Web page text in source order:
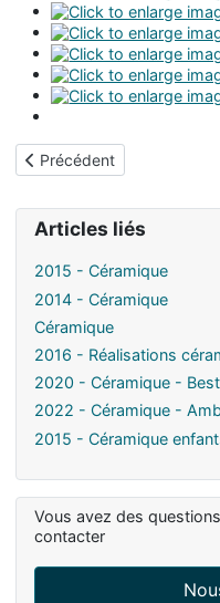
Article précédent : 2017 -
Précédent
Articles liés
2015 - Céramique
2014 - Céramique
Céramique
2016 - Réalisations
2020 - Céramique -
2022 - Céramique -
2015 - Céramique
Vous avez des
contacter